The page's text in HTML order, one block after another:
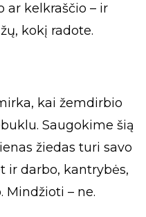
ar kelkraščio – ir
kokį radote.
kai žemdirbio
Saugokime šią
žiedas turi savo
ir darbo, kantrybės,
Mindžioti – ne.